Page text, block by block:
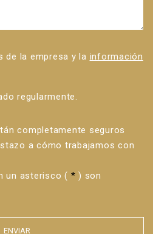
de la empresa y la información
regularmente.
completamente seguros
a cómo trabajamos con
un asterisco ( * ) son
ENVIAR